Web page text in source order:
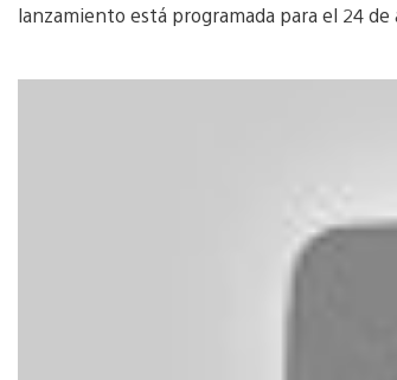
lanzamiento está programada para el 24 de